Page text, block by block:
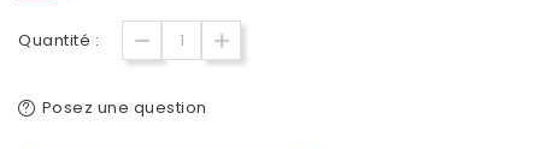
Quantité :
Posez une question